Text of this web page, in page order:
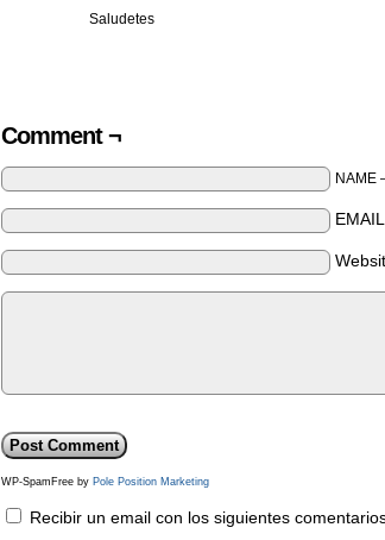
Saludetes
Comment ¬
NAME
EMAIL
WP-SpamFree by Pole Position Marketing
Recibir un email con los siguientes